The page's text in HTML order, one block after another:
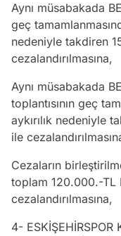
Aynı müsabakada
geç
nedeniyle takdiren
cezalandırılmasına,
Aynı müsabakada
toplantısının geç
aykırılık nedeniyle
ile
Cezaların
toplam 120.000.-TL
cezalandırılmasına,
4-